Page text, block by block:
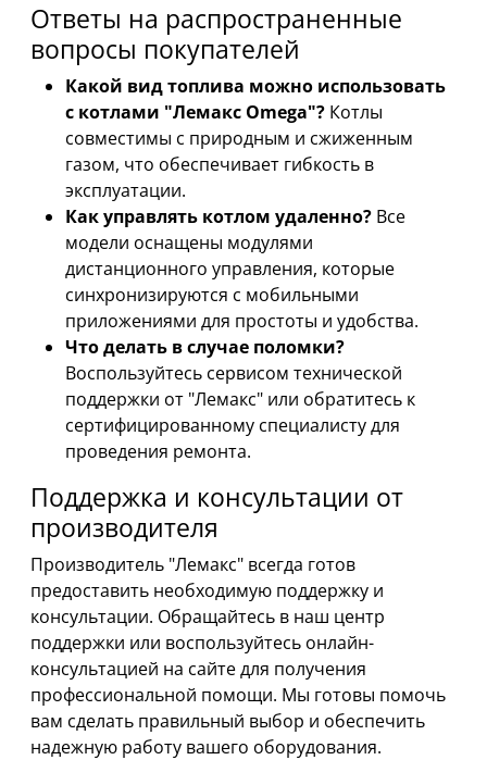
Ответы на распространенные
вопросы покупателей
Какой вид топлива можно использовать
с котлами "Лемакс Omega"? Котлы
совместимы с природным и сжиженным
газом, что обеспечивает гибкость в
эксплуатации.
Как управлять котлом удаленно? Все
модели оснащены модулями
дистанционного управления, которые
синхронизируются с мобильными
приложениями для простоты и удобства.
Что делать в случае поломки?
Воспользуйтесь сервисом технической
поддержки от "Лемакс" или обратитесь к
сертифицированному специалисту для
проведения ремонта.
Поддержка и консультации от
производителя
Производитель "Лемакс" всегда готов
предоставить необходимую поддержку и
консультации. Обращайтесь в наш центр
поддержки или воспользуйтесь онлайн-
консультацией на сайте для получения
профессиональной помощи. Мы готовы помочь
вам сделать правильный выбор и обеспечить
надежную работу вашего оборудования.